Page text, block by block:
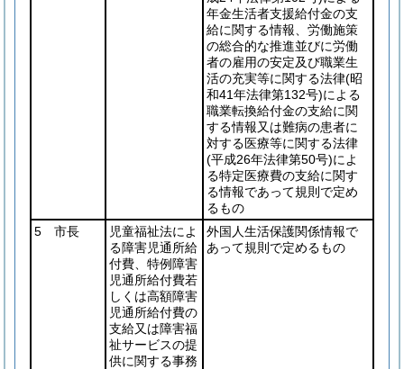
年金生活者支援給付金の支
給に関する情報、労働施策
の総合的な推進並びに労働
者の雇用の安定及び職業生
活の充実等に関する法律(昭
和41年法律第132号)による
職業転換給付金の支給に関
する情報又は難病の患者に
対する医療等に関する法律
(平成26年法律第50号)によ
る特定医療費の支給に関す
る情報であって規則で定め
るもの
5 市長
児童福祉法によ
る障害児通所給
付費、特例障害
児通所給付費若
しくは高額障害
児通所給付費の
支給又は障害福
祉サービスの提
供に関する事務
外国人生活保護関係情報で
あって規則で定めるもの